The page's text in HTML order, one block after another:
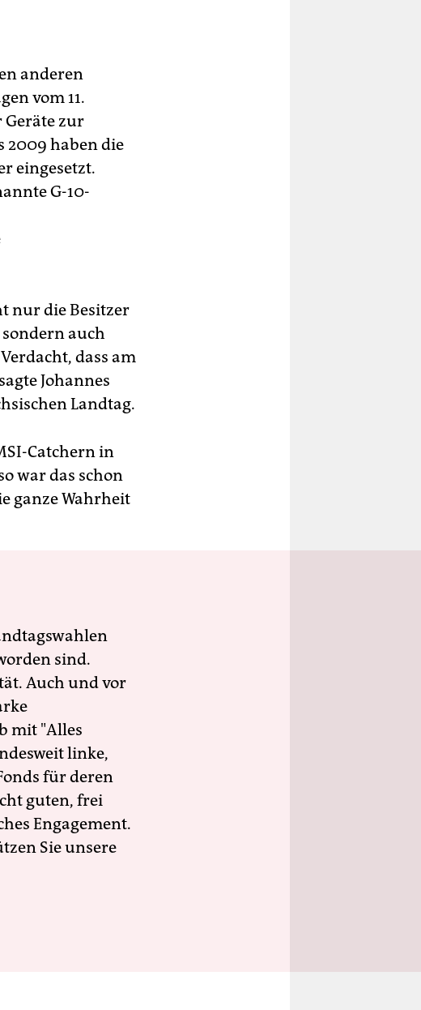
anderen
vom 11.
Geräte zur
2009 haben die
eingesetzt.
G-10-
nur die Besitzer
auch
dass am
Johannes
Landtag.
Catchern in
war das schon
ganze Wahrheit
sind.
Auch und vor
mit "Alles
linke,
für deren
guten, frei
Engagement.
Sie unsere